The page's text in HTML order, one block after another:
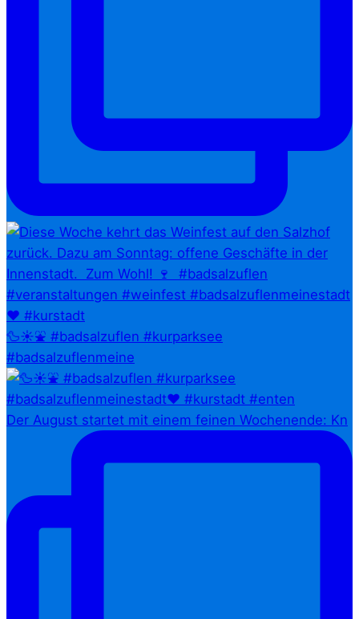
🦆☀️⛲ #badsalzuflen #kurparksee
#badsalzuflenmeine
Der August startet mit einem feinen Wochenende: Kn